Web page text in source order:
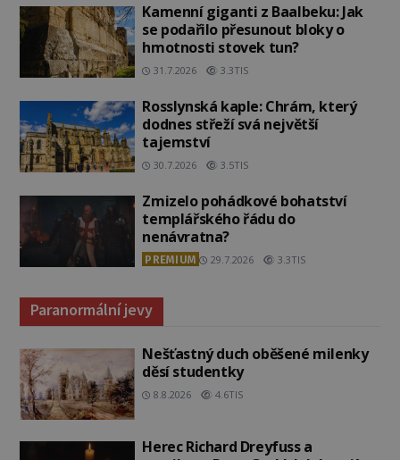
Kamenní giganti z Baalbeku: Jak
se podařilo přesunout bloky o
hmotnosti stovek tun?
31.7.2026 3.3TIS
Rosslynská kaple: Chrám, který
dodnes střeží svá největší
tajemství
30.7.2026 3.5TIS
Zmizelo pohádkové bohatství
templářského řádu do
nenávratna?
PREMIUM 29.7.2026 3.3TIS
Paranormální jevy
Nešťastný duch oběšené milenky
děsí studentky
8.8.2026 4.6TIS
Herec Richard Dreyfuss a